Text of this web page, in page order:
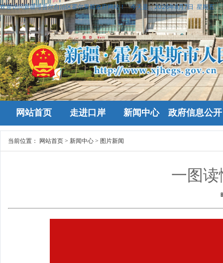
欢迎访问新疆维吾尔自治区霍尔果斯政府网站！ 今天是：2026年8月7日 星期五
网站首页 走进口岸 新闻中心 政府信息公开
当前位置： 网站首页 > 新闻中心 > 图片新闻
一图